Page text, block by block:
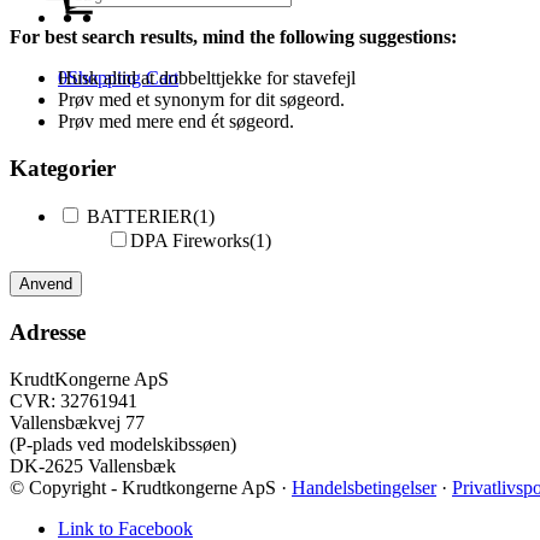
0Shopping Cart
For best search results, mind the following suggestions:
Husk altid at dobbelttjekke for stavefejl
Prøv med et synonym for dit søgeord.
Prøv med mere end ét søgeord.
Kategorier
BATTERIER(1)
DPA Fireworks(1)
Anvend
Adresse
KrudtKongerne ApS
CVR: 32761941
Vallensbækvej 77
(P-plads ved modelskibssøen)
DK-2625 Vallensbæk
© Copyright - Krudtkongerne ApS · Handelsbetingelser·
Link to Facebook